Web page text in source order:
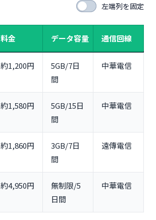
左端列を固定
料金 データ容量 通信回線
約1,200円
5GB/7日
間
中華電信
約1,580円
5GB/15日
間
中華電信
約1,860円
3GB/7日
間
遠傳電信
約4,950円
無制限/5
日間
中華電信